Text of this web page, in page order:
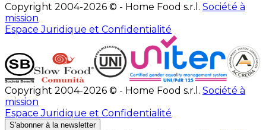
Copyright 2004-2026 © - Home Food s.r.l. Société à
mission
Espace Juridique et Confidentialité
Copyright 2004-2026 © - Home Food s.r.l. Société à
mission
Espace Juridique et Confidentialité
S'abonner à la newsletter